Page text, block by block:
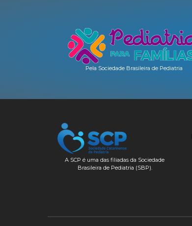
Pela Sociedade Brasileira de Pediatria
A SCP é uma das filiadas da Sociedade
Brasileira de Pediatria (SBP).